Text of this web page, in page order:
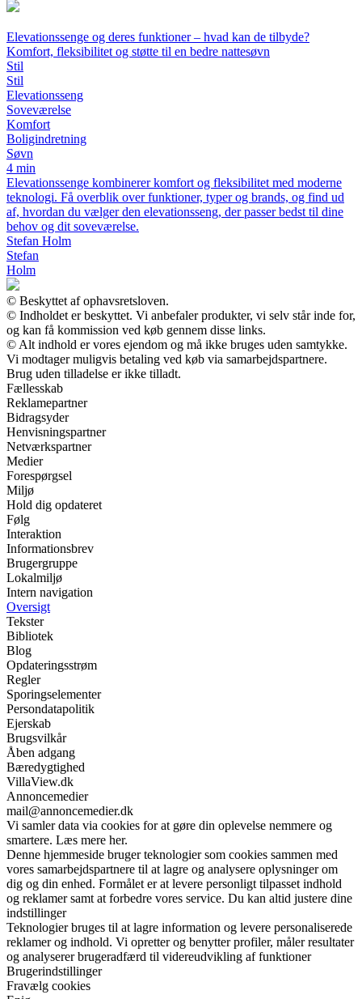
Elevationssenge og deres funktioner – hvad kan de tilbyde?
Komfort, fleksibilitet og støtte til en bedre nattesøvn
Stil
Stil
Elevationsseng
Soveværelse
Komfort
Boligindretning
Søvn
4 min
Elevationssenge kombinerer komfort og fleksibilitet med moderne
teknologi. Få overblik over funktioner, typer og brands, og find ud
af, hvordan du vælger den elevationsseng, der passer bedst til dine
behov og dit soveværelse.
Stefan Holm
Stefan
Holm
© Beskyttet af ophavsretsloven.
© Indholdet er beskyttet. Vi anbefaler produkter, vi selv står inde for,
og kan få kommission ved køb gennem disse links.
© Alt indhold er vores ejendom og må ikke bruges uden samtykke.
Vi modtager muligvis betaling ved køb via samarbejdspartnere.
Brug uden tilladelse er ikke tilladt.
Fællesskab
Reklamepartner
Bidragsyder
Henvisningspartner
Netværkspartner
Medier
Forespørgsel
Miljø
Hold dig opdateret
Følg
Interaktion
Informationsbrev
Brugergruppe
Lokalmiljø
Intern navigation
Oversigt
Tekster
Bibliotek
Blog
Opdateringsstrøm
Regler
Sporingselementer
Persondatapolitik
Ejerskab
Brugsvilkår
Åben adgang
Bæredygtighed
VillaView.dk
Annoncemedier
mail@annoncemedier.dk
Vi samler data via cookies for at gøre din oplevelse nemmere og
smartere. Læs mere her.
Denne hjemmeside bruger teknologier som cookies sammen med
vores samarbejdspartnere til at lagre og analysere oplysninger om
dig og din enhed. Formålet er at levere personligt tilpasset indhold
og reklamer samt at forbedre vores service. Du kan altid justere dine
indstillinger
Teknologier bruges til at lagre information og levere personaliserede
reklamer og indhold. Vi opretter og benytter profiler, måler resultater
og analyserer brugeradfærd til videreudvikling af funktioner
Brugerindstillinger
Fravælg cookies